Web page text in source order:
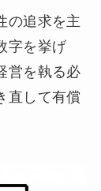
の追求を主
字を挙げ
営を執る必
直して有償